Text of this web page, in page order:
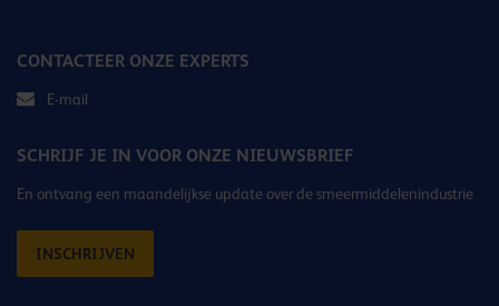
CONTACTEER ONZE EXPERTS
E-mail
SCHRIJF JE IN VOOR ONZE NIEUWSBRIEF
En ontvang een maandelijkse update over de smeermiddelenindustrie
INSCHRIJVEN